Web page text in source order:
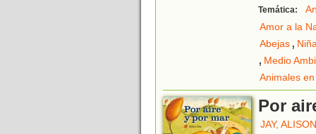
Temática:
Amor a la
Abejas,
, Medio
Animales
Por
JAY, ALISON